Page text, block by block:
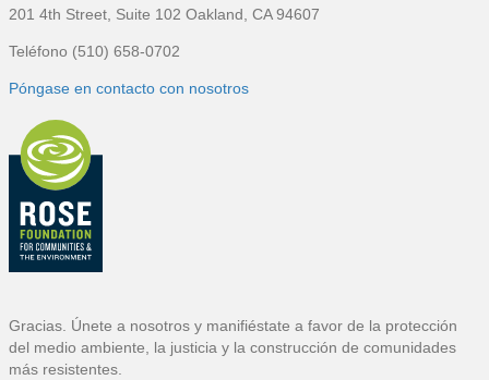
P
d
e
p
g
201 4th Street, Suite 102 Oakland, CA 94607
Teléfono (510) 658-0702
Póngase en contacto con nosotros
Gracias. Únete a nosotros y manifiéstate a favor de la protección
del medio ambiente, la justicia y la construcción de comunidades
más resistentes.